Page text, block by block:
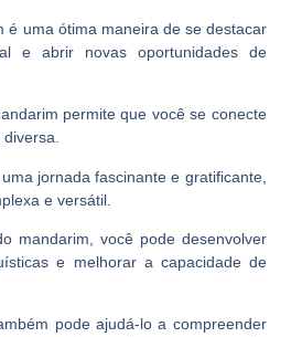
é uma ótima maneira de se destacar
e abrir novas oportunidades de
permite que você se conecte
jornada fascinante e gratificante,
e versátil
mandarim, você pode desenvolver
e melhorar a capacidade de
pode ajudá-lo a compreender